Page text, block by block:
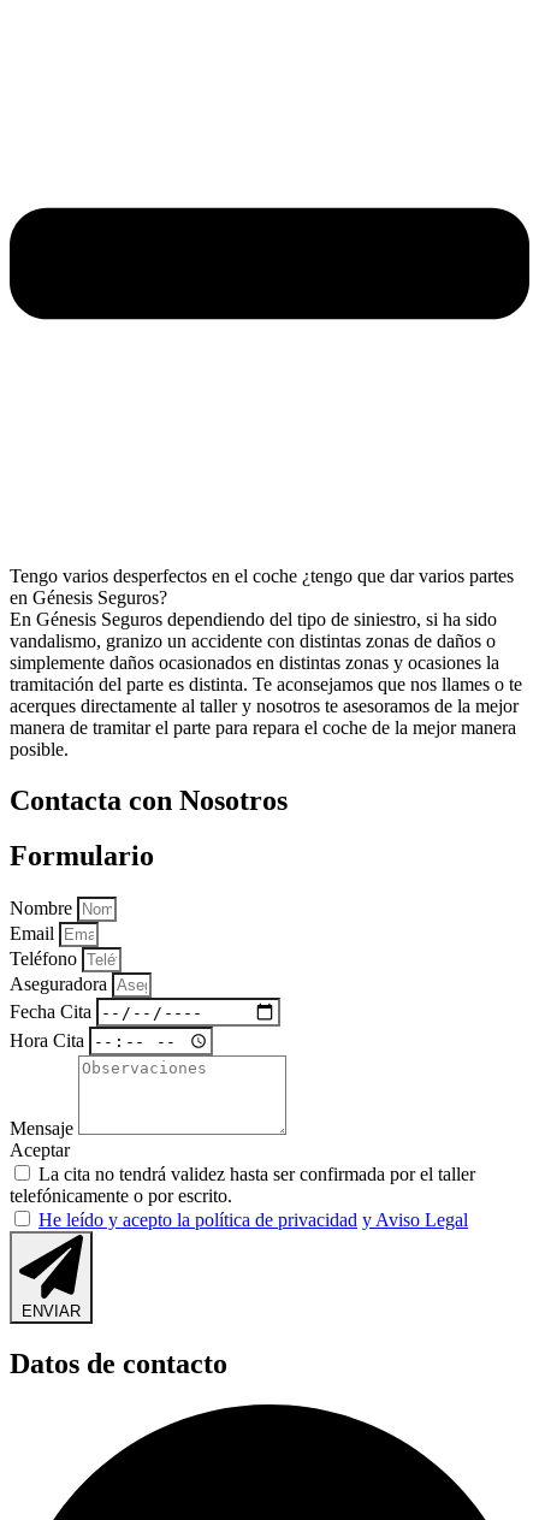
Tengo varios desperfectos en el coche ¿tengo que dar varios partes
en Génesis Seguros?
En Génesis Seguros dependiendo del tipo de siniestro, si ha sido
vandalismo, granizo un accidente con distintas zonas de daños o
simplemente daños ocasionados en distintas zonas y ocasiones la
tramitación del parte es distinta. Te aconsejamos que nos llames o te
acerques directamente al taller y nosotros te asesoramos de la mejor
manera de tramitar el parte para repara el coche de la mejor manera
posible.
Contacta con Nosotros
Formulario
Nombre
Email
Teléfono
Aseguradora
Fecha Cita
Hora Cita
Mensaje
Aceptar
La cita no tendrá validez hasta ser confirmada por el taller
telefónicamente o por escrito.
He leído y acepto la política de privacidad y Aviso Legal
ENVIAR
Datos de contacto